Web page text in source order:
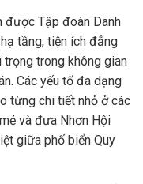
được Tập đoàn Danh
tầng, tiện ích đẳng
trong không gian
Các yếu tố đa dạng
từng chi tiết nhỏ ở các
và đưa Nhơn Hội
giữa phố biển Quy